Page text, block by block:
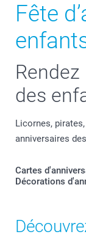
Fête
des
Licornes,
anniversaires
Cartes
Décorations